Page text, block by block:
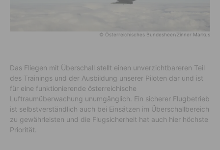
© Österreichisches Bundesheer/Zinner Markus
Das Fliegen mit Überschall stellt einen unverzichtbareren Teil
des Trainings und der Ausbildung unserer Piloten dar und ist
für eine funktionierende österreichische
Luftraumüberwachung unumgänglich. Ein sicherer Flugbetrieb
ist selbstverständlich auch bei Einsätzen im Überschallbereich
zu gewährleisten und die Flugsicherheit hat auch hier höchste
Priorität.